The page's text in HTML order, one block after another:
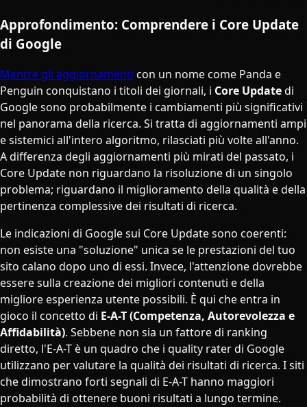
Approfondimento: Comprendere i Core Update
di Google
Mentre gli aggiornamenti con un nome come Panda e
Penguin conquistano i titoli dei giornali, i Core Updatedi
Google sono probabilmente i cambiamenti più significativi
nel panorama della ricerca. Si tratta di aggiornamenti ampi
e sistemici all'intero algoritmo, rilasciati più volte all'anno.
A differenza degli aggiornamenti più mirati del passato, i
Core Update non riguardano la risoluzione di un singolo
problema; riguardano il miglioramento della qualità e della
pertinenza complessive dei risultati di ricerca.
Le indicazioni di Google sui Core Update sono coerenti:
non esiste una "soluzione" unica se le prestazioni del tuo
sito calano dopo uno di essi. Invece, l'attenzione dovrebbe
essere sulla creazione dei migliori contenuti e della
migliore esperienza utente possibili. È qui che entra in
gioco il concetto di E-A-T (Competenza, Autorevolezza e
Affidabilità). Sebbene non sia un fattore di ranking
diretto, l'E-A-T è un quadro che i quality rater di Google
utilizzano per valutare la qualità dei risultati di ricerca. I siti
che dimostrano forti segnali di E-A-T hanno maggiori
probabilità di ottenere buoni risultati a lungo termine.